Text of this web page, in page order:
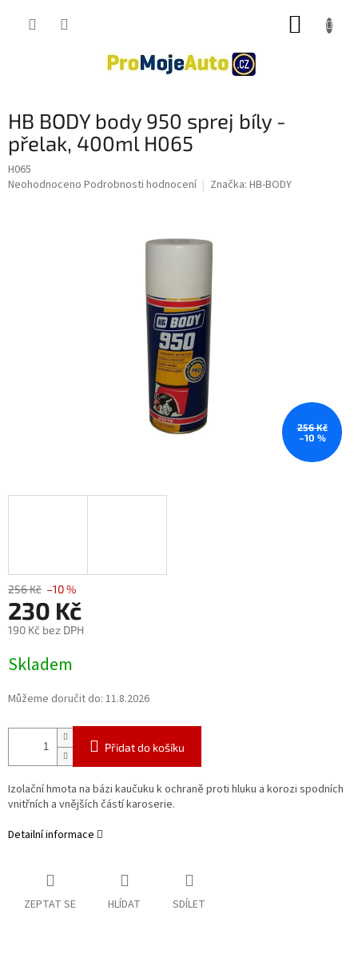
HB BODY body 950 sprej bíly -
přelak, 400ml H065
H065
Průměrné
Neohodnoceno Podrobnosti hodnocení Značka: HB-BODY
256 Kč
–10 %
256 Kč –10 %
230 Kč
190 Kč bez DPH
cena:
Skladem
Můžeme doručit do: 11.8.2026
Přidat do košíku
Izolační hmota na bázi kaučuku k ochraně proti hluku a korozi spodních
vnitřních a vnějších částí karoserie.
Detailní informace
ZEPTAT SE HLÍDAT SDÍLET